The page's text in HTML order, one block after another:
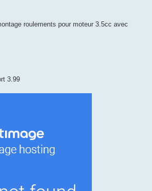
roulements pour moteur 3.5cc avec
3.99